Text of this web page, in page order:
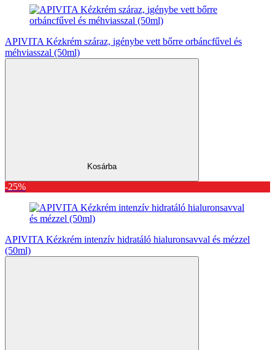
APIVITA Kézkrém száraz, igénybe vett bőrre orbáncfűvel és
méhviasszal (50ml)
Kosárba
-25%
APIVITA Kézkrém intenzív hidratáló hialuronsavval és mézzel
(50ml)